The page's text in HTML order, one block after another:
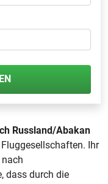
Russland/Abakan
Ihr
dass durch die